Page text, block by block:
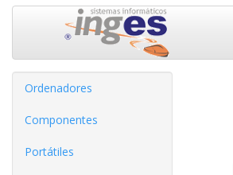
Ordenadores
Componentes
Portátiles